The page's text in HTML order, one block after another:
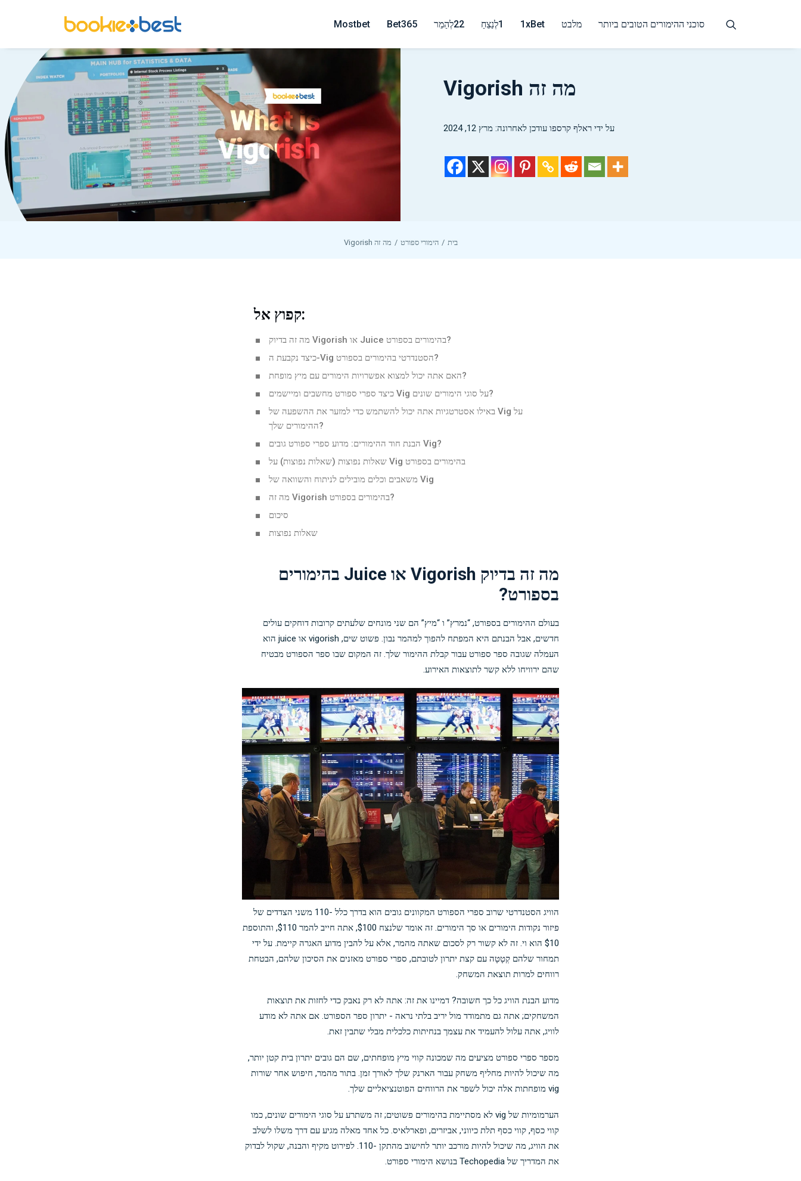
סוכני ההימורים הטובים ביותר מלבט 1xBet 1לְנַצֵחַ 22לְהַמֵר Bet365
Mostbet
מה זה Vigorish
על ידי ראלף קרספו עודכן לאחרונה: מרץ 12, 2024
בית הימורי ספורט מה זה Vigorish
קפוץ אל:
מה זה בדיוק Vigorish או Juice בהימורים בספורט?
כיצד נקבעת ה-Vig הסטנדרטי בהימורים בספורט?
האם אתה יכול למצוא אפשרויות הימורים עם מיץ מופחת?
כיצד ספרי ספורט מחשבים ומיישמים Vig על סוגי הימורים שונים?
באילו אסטרטגיות אתה יכול להשתמש כדי למזער את ההשפעה של Vig על
ההימורים שלך?
הבנת חוד ההימורים: מדוע ספרי ספורט גובים Vig?
שאלות נפוצות (שאלות נפוצות) על Vig בהימורים בספורט
משאבים וכלים מובילים לניתוח והשוואה של Vig
מה זה Vigorish בהימורים בספורט?
סיכום
שאלות נפוצות
מה זה בדיוק Vigorish או Juice בהימורים
בספורט?
בעולם ההימורים בספורט, “נמרץ” ו “מיץ” הם שני מונחים שלעתים קרובות דוחקים עולים
חדשים, אבל הבנתם היא המפתח להפוך למהמר נבון. פשוט שים, vigorish או juice הוא
העמלה שגובה ספר ספורט עבור קבלת ההימור שלך. זה המקום שבו ספר הספורט מבטיח
שהם ירוויחו ללא קשר לתוצאות האירוע.
הוויג הסטנדרטי שרוב ספרי הספורט המקוונים גובים הוא בדרך כלל -110 משני הצדדים של
פיזור נקודות
הימורים או סך הימורים. זה אומר שלנצח $100, אתה חייב להמר $110, והתוספת
$10 הוא וי. זה לא קשור רק לסכום שאתה מהמר, אלא על להבין מדוע האגרה קיימת. על ידי
תמחור שלהם קְטָטָהעם קצת יתרון לטובתם, ספרי ספורט מאזנים את הסיכון שלהם, הבטחת
רווחים למרות תוצאת המשחק.
מדוע הבנת הוויג כל כך חשובה? דמיינו את זה: אתה לא רק נאבק כדי לחזות את תוצאות
המשחקים; אתה גם מתמודד מול יריב בלתי נראה - יתרון ספר הספורט. אם אתה לא מודע
לוויג, אתה עלול להעמיד את עצמך בנחיתות כלכלית מבלי שתבין זאת.
מספר ספרי ספורט מציעים מה שמכונה קווי מיץ מופחתים, שם הם גובים יתרון בית קטן יותר,
מה שיכול להיות מחליף משחק עבור הארנק שלך לאורך זמן. בתור מהמר, חיפוש אחר שורות
vig מופחתות אלה יכול לשפר את הרווחים הפוטנציאליים שלך.
הערמומיות של vig לא מסתיימת בהימורים פשוטים; זה משתרע על סוגי הימורים שונים, כמו
קווי כסף, קווי כסף תלת כיווני, אביזרים, ופארלאיס. כל אחד מאלה מגיע עם דרך משלו לשלב
את הוויג, מה שיכול להיות מורכב יותר לחישוב מהתקן -110. לפירוט מקיף והבנה, שקול לבדוק
את המדריך של Techopedia בנושא הימורי ספורט.